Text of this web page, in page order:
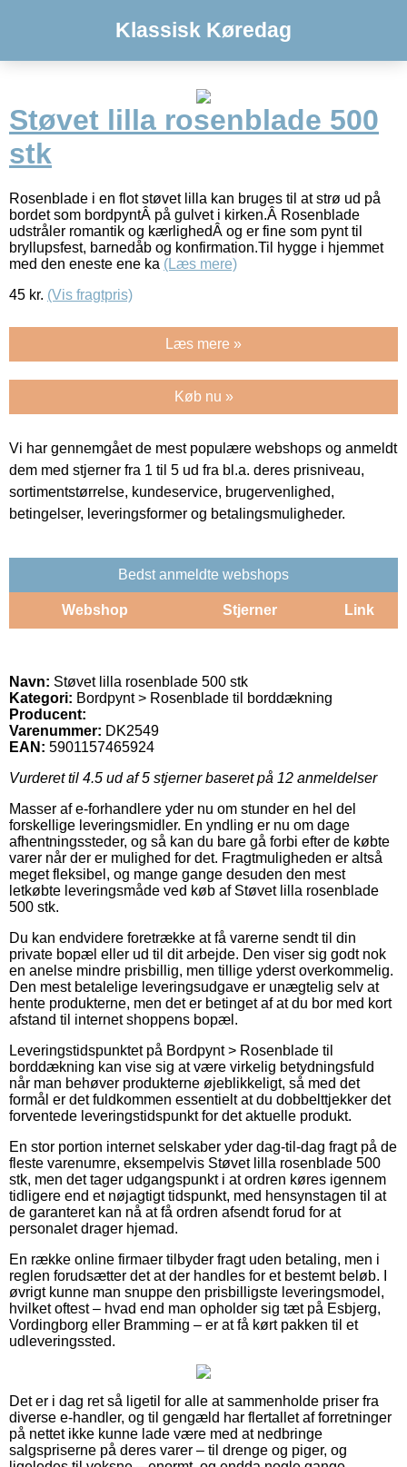
Klassisk Køredag
Støvet lilla rosenblade 500
stk
Rosenblade i en flot støvet lilla kan bruges til at strø ud på
bordet som bordpyntÂ på gulvet i kirken.Â Rosenblade
udstråler romantik og kærlighedÂ og er fine som pynt til
bryllupsfest, barnedåb og konfirmation.Til hygge i hjemmet
med den eneste ene ka (Læs mere)
45 kr. (Vis fragtpris)
Læs mere »
Køb nu »
Vi har gennemgået de mest populære webshops og anmeldt
dem med stjerner fra 1 til 5 ud fra bl.a. deres prisniveau,
sortimentstørrelse, kundeservice, brugervenlighed,
betingelser, leveringsformer og betalingsmuligheder.
Bedst anmeldte webshops
Webshop Stjerner Link
Navn: Støvet lilla rosenblade 500 stk
Kategori: Bordpynt > Rosenblade til borddækning
Producent:
Varenummer: DK2549
EAN: 5901157465924
Vurderet til 4.5 ud af 5 stjerner baseret på 12 anmeldelser
Masser af e-forhandlere yder nu om stunder en hel del
forskellige leveringsmidler. En yndling er nu om dage
afhentningssteder, og så kan du bare gå forbi efter de købte
varer når der er mulighed for det. Fragtmuligheden er altså
meget fleksibel, og mange gange desuden den mest
letkøbte leveringsmåde ved køb af Støvet lilla rosenblade
500 stk.
Du kan endvidere foretrække at få varerne sendt til din
private bopæl eller ud til dit arbejde. Den viser sig godt nok
en anelse mindre prisbillig, men tillige yderst overkommelig.
Den mest betalelige leveringsudgave er unægtelig selv at
hente produkterne, men det er betinget af at du bor med kort
afstand til internet shoppens bopæl.
Leveringstidspunktet på Bordpynt > Rosenblade til
borddækning kan vise sig at være virkelig betydningsfuld
når man behøver produkterne øjeblikkeligt, så med det
formål er det fuldkommen essentielt at du dobbelttjekker det
forventede leveringstidspunkt for det aktuelle produkt.
En stor portion internet selskaber yder dag-til-dag fragt på de
fleste varenumre, eksempelvis Støvet lilla rosenblade 500
stk, men det tager udgangspunkt i at ordren køres igennem
tidligere end et nøjagtigt tidspunkt, med hensynstagen til at
de garanteret kan nå at få ordren afsendt forud for at
personalet drager hjemad.
En række online firmaer tilbyder fragt uden betaling, men i
reglen forudsætter det at der handles for et bestemt beløb. I
øvrigt kunne man snuppe den prisbilligste leveringsmodel,
hvilket oftest – hvad end man opholder sig tæt på Esbjerg,
Vordingborg eller Bramming – er at få kørt pakken til et
udleveringssted.
Det er i dag ret så ligetil for alle at sammenholde priser fra
diverse e-handler, og til gengæld har flertallet af forretninger
på nettet ikke kunne lade være med at nedbringe
salgspriserne på deres varer – til drenge og piger, og